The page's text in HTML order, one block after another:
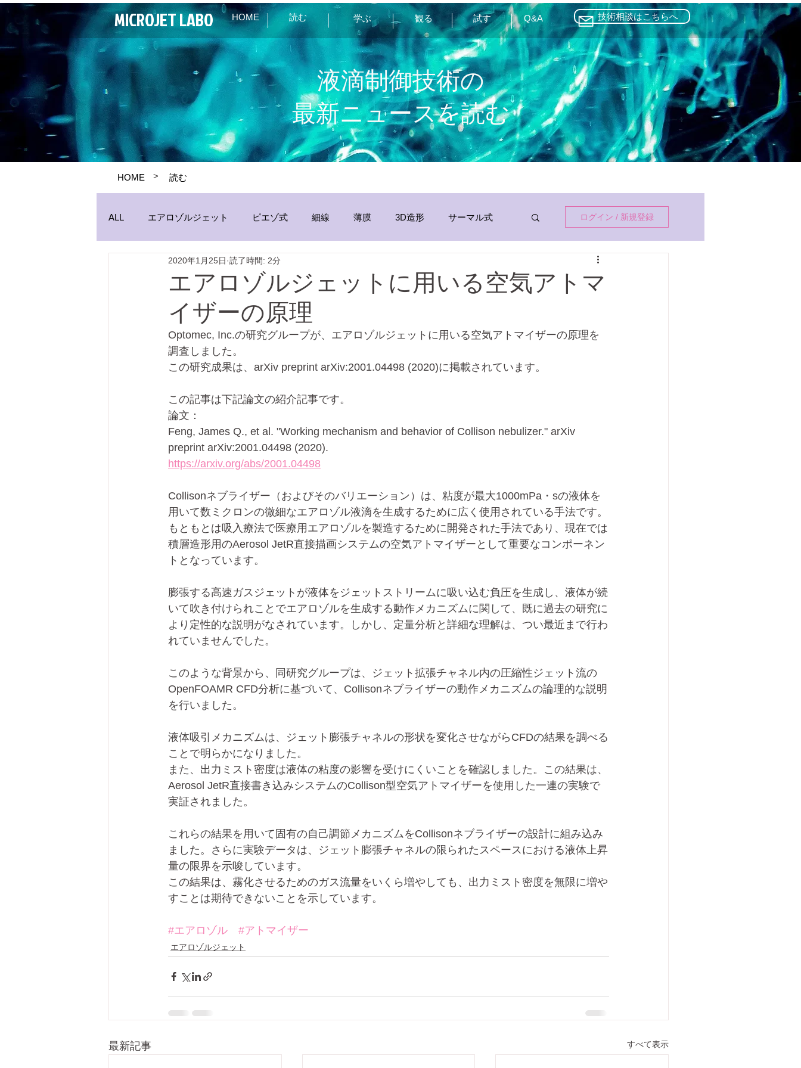
MICROJET LABO HOME 読む 学ぶ 観る 試す Q&A 技術相談はこちらへ
液滴制御技術の
最新ニュースを読む
HOME > 読む
ALL エアロゾルジェット ピエゾ式 細線 薄膜 3D造形 サーマル式
パイプジェット 生産 分析
プリンテッドエレクトロニクス バイオ
ログイン / 新規登録
エアロゾルジェットに用いる空気アトマ
イザーの原理
2020年1月25日 読了時間: 2分
Optomec, Inc.の研究グループが、エアロゾルジェットに用いる空気アトマイザーの原理を
調査しました。
この研究成果は、arXiv preprint arXiv:2001.04498 (2020)に掲載されています。
この記事は下記論文の紹介記事です。
論文：
Feng, James Q., et al. "Working mechanism and behavior of Collison nebulizer." arXiv
preprint arXiv:2001.04498 (2020).
https://arxiv.org/abs/2001.04498
Collisonネブライザー（およびそのバリエーション）は、粘度が最大1000mPa・sの液体を
用いて数ミクロンの微細なエアロゾル液滴を生成するために広く使用されている手法です。
もともとは吸入療法で医療用エアロゾルを製造するために開発された手法であり、現在では
積層造形用のAerosol JetR直接描画システムの空気アトマイザーとして重要なコンポーネン
トとなっています。
膨張する高速ガスジェットが液体をジェットストリームに吸い込む負圧を生成し、液体が続
いて吹き付けられことでエアロゾルを生成する動作メカニズムに関して、既に過去の研究に
より定性的な説明がなされています。しかし、定量分析と詳細な理解は、つい最近まで行わ
れていませんでした。
このような背景から、同研究グループは、ジェット拡張チャネル内の圧縮性ジェット流の
OpenFOAMR CFD分析に基づいて、Collisonネブライザーの動作メカニズムの論理的な説明
を行いました。
液体吸引メカニズムは、ジェット膨張チャネルの形状を変化させながらCFDの結果を調べる
ことで明らかになりました。
また、出力ミスト密度は液体の粘度の影響を受けにくいことを確認しました。この結果は、
Aerosol JetR直接書き込みシステムのCollison型空気アトマイザーを使用した一連の実験で
実証されました。
これらの結果を用いて固有の自己調節メカニズムをCollisonネブライザーの設計に組み込み
ました。さらに実験データは、ジェット膨張チャネルの限られたスペースにおける液体上昇
量の限界を示唆しています。
この結果は、霧化させるためのガス流量をいくら増やしても、出力ミスト密度を無限に増や
すことは期待できないことを示しています。
#エアロゾル #アトマイザー
エアロゾルジェット
最新記事 すべて表示